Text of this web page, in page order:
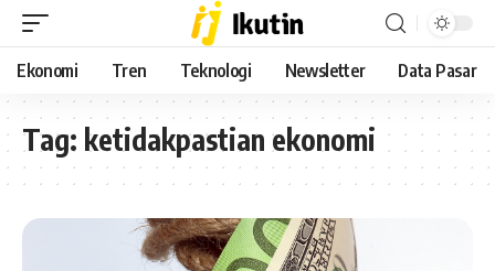
Ekonomi Tren Teknologi Newsletter Data Pasar
Tag: ketidakpastian ekonomi